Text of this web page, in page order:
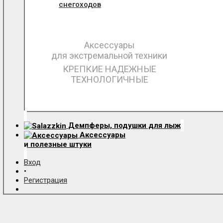
снегоходов
Аксессуары
для экстремальной техники
КРЕПКИЕ НАДЕЖНЫЕ
ТЕХНОЛОГИЧНЫЕ
Демпферы, подушки для лыж
Аксессуары
и полезные штуки
Вход
•
Регистрация